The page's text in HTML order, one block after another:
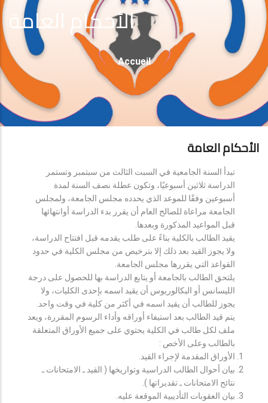
الأحكام العامة
Fil
D'Ariane
Accueil
الأحكام العامة
تبدأ السنة الجامعية في السبت الثالث من سبتمبر وتستمر
الدراسة ثلاثين أسبوعيًا، وتكون عطلة نصف السنة لمدة
أسبوعين وفقًا للموعد الذي يحدده مجلس الجامعة، ولمجلس
الجامعة مراعاة للصالح العام أن يقرر بدء الدراسة أوانتهائها
قبل المواعيد المذكورة وبعدها.
يقيد الطالب بالكلية بناءً على طلب يقدمه قبل افتتاح الدراسة،
ولا يجوز القيد بعد ذلك إلا بترخيص من مجلس الكلية في حدود
القواعد التي يقررها مجلس الجامعة.
يلتحق الطالب بالجامعة أو يتابع الدراسة بها للحصول على درجة
الليسانس أو البكالوريوس أن يقيد اسمه بإحدى الكليات، ولا
يجوز للطالب أن يقيد اسمه في أكثر من كلية في وقت واحد.
يتم قيد الطالب بعد استيفاء أوراقه وأداء الرسوم المقررة، ويعد
ملف لكل طالب في الكلية يحتوي على جميع الأوراق المتعلقة
بالطالب وعلى الأخص :
الأوراق المقدمة لإجراء القيد.
بيان أحوال الطالب الدراسية وتواريخها ( القيد ـ الامتحانات ـ
نتائح الامتحانات ـ تقديراتها ).
بيان العقوبات التأديبية الموقعة عليه.